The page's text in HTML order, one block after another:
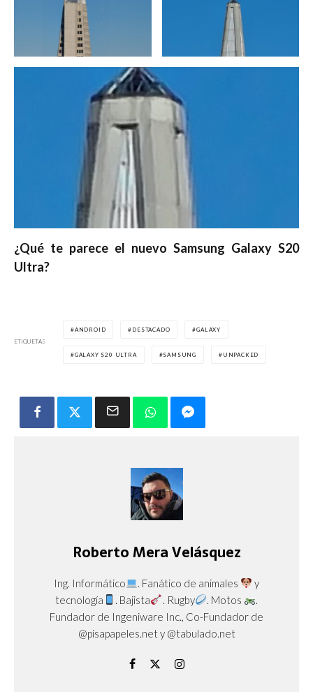
¿Qué te parece el nuevo Samsung Galaxy S20
Ultra?
ETIQUETAS
ANDROID DESTACADO GALAXY
GALAXY S20 ULTRA SAMSUNG UNPACKED
Roberto Mera Velásquez
Ing. Informático . Fanático de animales
y
tecnología
. Bajista . Rugby . Motos
Fundador de Ingeniware Inc., Co-Fundador de
@pisapapeles.net y @tabulado.net